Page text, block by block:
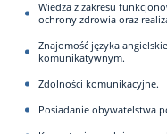
Wiedza z zakresu
ochrony zdrowia oraz
Znajomość języka
komunikatywnym.
Zdolności komunikacyjne.
Posiadanie obywatelstwa